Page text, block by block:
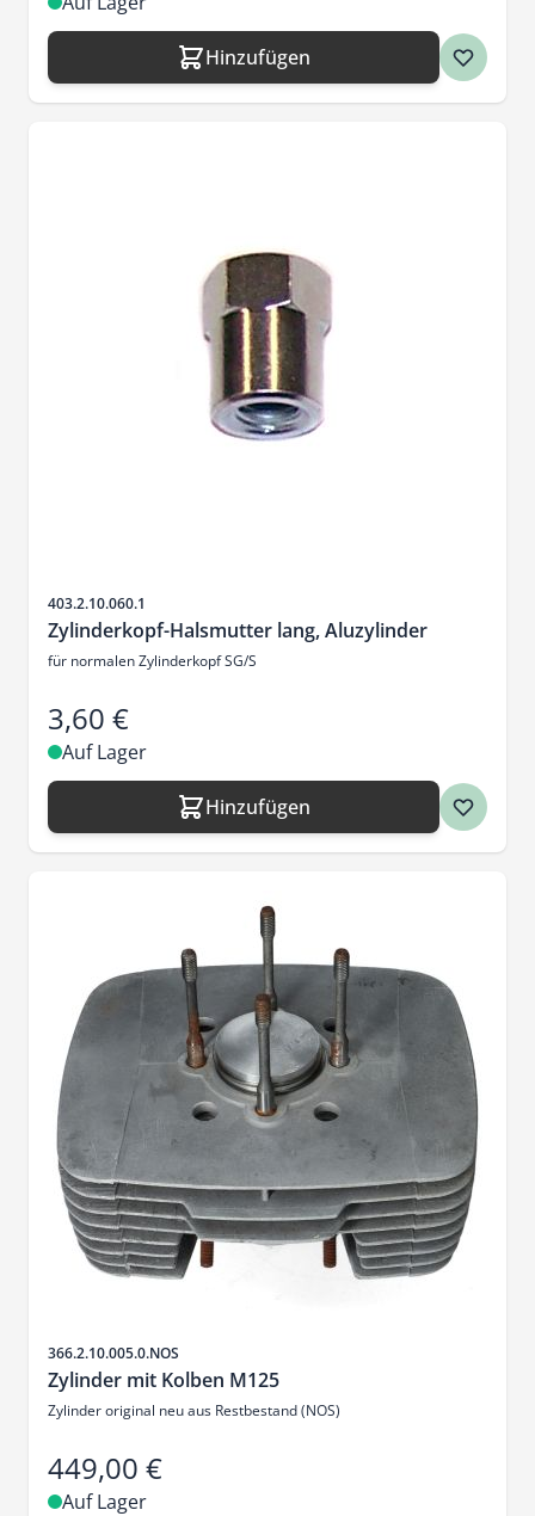
Hinzufügen
Artikelnr.
403.2.10.060.1
Zylinderkopf-Halsmutter lang, Aluzylinder
für normalen Zylinderkopf SG/S
3,60 €
Auf Lager
Hinzufügen
Artikelnr.
366.2.10.005.0.NOS
Zylinder mit Kolben M125
Zylinder original neu aus Restbestand (NOS)
449,00 €
Auf Lager